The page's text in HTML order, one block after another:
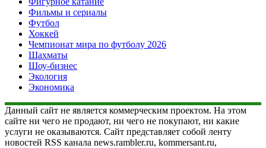
Фильмы и сериалы
Футбол
Хоккей
Чемпионат мира по футболу 2026
Шахматы
Шоу-бизнес
Экология
Экономика
Данный сайт не является коммерческим проектом. На этом
сайте ни чего не продают, ни чего не покупают, ни какие
услуги не оказываются. Сайт представляет собой ленту
новостей RSS канала news.rambler.ru, kommersant.ru,